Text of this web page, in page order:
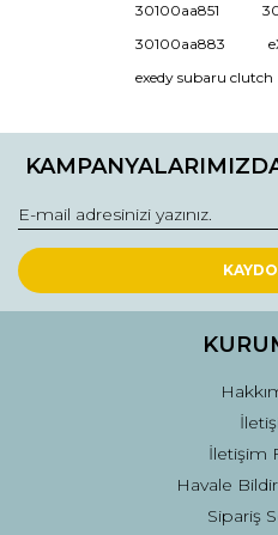
kullanarak tarafımıza
Görüş ve önerileriniz için
Ürün açıklamasında eksik
Ürün bilgilerinde hatalar
Bu ürüne benzer farklı
30100aa851
30100aa883
exedy subaru clutch
İletişim
Havale
Sipariş